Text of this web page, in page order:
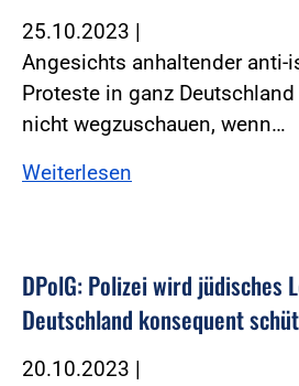
25.10.2023 |
Angesichts anhaltender anti-
Proteste in ganz
nicht wegzuschauen, wenn…
Weiterlesen
DPolG: Polizei wird jüdisches
Deutschland konsequent
20.10.2023 |